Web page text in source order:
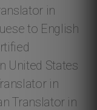
in
to English
United States
in
Translator in